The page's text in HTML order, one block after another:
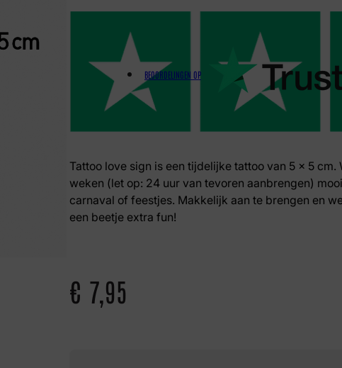
BEOORDELINGEN OP
Tattoo love sign is een tijdelijke tattoo van 5 x 5
weken (let op: 24 uur van tevoren aanbrengen)
carnaval of feestjes. Makkelijk aan te brengen en
een beetje extra fun!
€ 7,95